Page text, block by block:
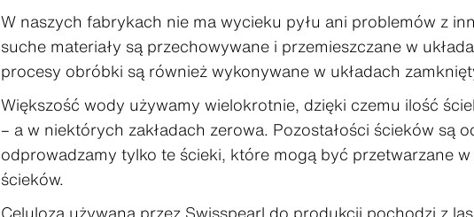
W naszych fabrykach nie ma wycieku pyłu ani problemów z
suche materiały są przechowywane i przemieszczane w
procesy obróbki są również wykonywane w układach
Większość wody używamy wielokrotnie, dzięki czemu ilość
– a w niektórych zakładach zerowa. Pozostałości ścieków są
odprowadzamy tylko te ścieki, które mogą być przetwarzane w
ścieków.
Celuloza używana przez Swisspearl do produkcji pochodzi z